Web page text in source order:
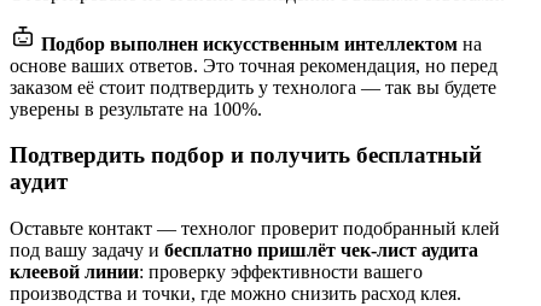
Подбор выполнен искусственным интеллектом на
основе ваших ответов. Это точная рекомендация, но перед
заказом её стоит подтвердить у технолога — так вы будете
уверены в результате на 100%.
Подтвердить подбор и получить бесплатный
аудит
Оставьте контакт — технолог проверит подобранный клей
под вашу задачу и бесплатно пришлёт чек-лист аудита
клеевой линии: проверку эффективности вашего
производства и точки, где можно снизить расход клея.